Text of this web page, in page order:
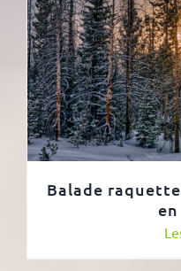
Balade